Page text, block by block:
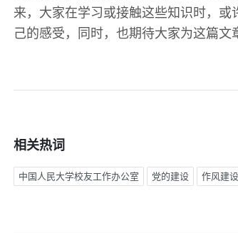
来，大家在学习或接触这些知识时，
己的感受，同时，也期待大家为这篇文
相关热词
中国人民大学校友工作办公室 党的建设 作风建设